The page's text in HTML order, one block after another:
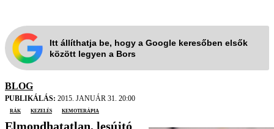
Itt állíthatja be, hogy a Google keresőben elsők
között legyen a Bors
BLOG
PUBLIKÁLÁS: 2015. JANUÁR 31. 20:00
rák
kezelés kemoterápia
Elmondhatatlan, lesújtó